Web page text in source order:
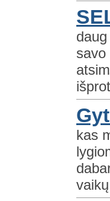
savo
kas